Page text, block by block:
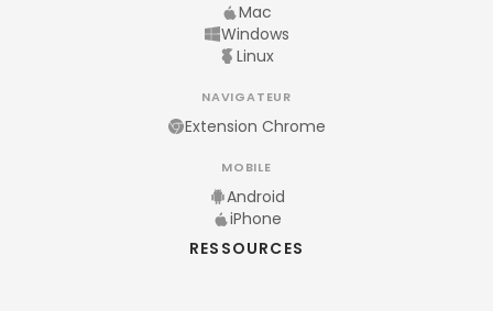
Mac
Windows
Linux
NAVIGATEUR
Extension Chrome
MOBILE
Android
iPhone
RESSOURCES